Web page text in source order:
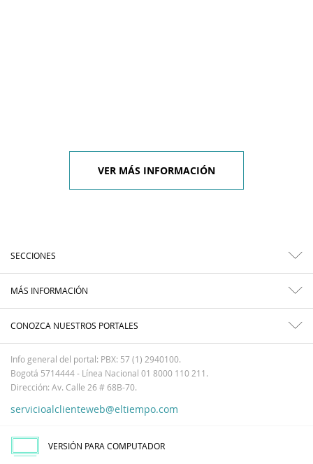
VER MÁS INFORMACIÓN
SECCIONES
MÁS INFORMACIÓN
CONOZCA NUESTROS PORTALES
Info general del portal: PBX: 57 (1) 2940100.
Bogotá 5714444 - Línea Nacional 01 8000 110 211.
Dirección: Av. Calle 26 # 68B-70.
servicioalclienteweb@eltiempo.com
VERSIÓN PARA COMPUTADOR